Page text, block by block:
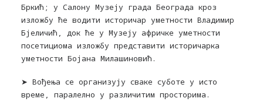
Бркић; у Салону Музеју града Београда кроз
изложбу ће водити историчар уметности Владимир
Бјеличић, док ће у Музеју афричке уметности
посетициома изложбу представити историчарка
уметности Бојана Милашиновић.
➤ Вођења се организују сваке суботе у исто
време, паралелно у различитим просторима.